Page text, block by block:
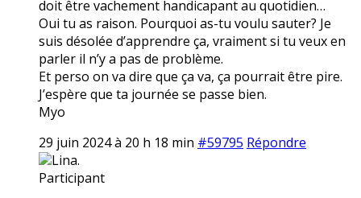
doit être vachement handicapant au quotidien…
Oui tu as raison. Pourquoi as-tu voulu sauter? Je
suis désolée d’apprendre ça, vraiment si tu veux en
parler il n’y a pas de problème.
Et perso on va dire que ça va, ça pourrait être pire.
J’espère que ta journée se passe bien.
Myo
29 juin 2024 à 20 h 18 min #59795 Répondre
Lina.
Participant